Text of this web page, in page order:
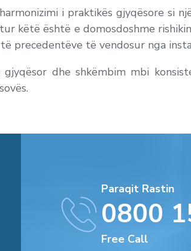
i praktikës gjyqësore si
këtë është e domosdoshme
precedentëve të vendosur nga
dhe shkëmbim mbi
Paraqit Rastin
0800
Free Call